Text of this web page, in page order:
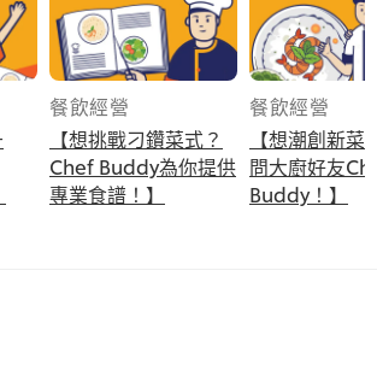
餐飲經營
【想挑戰刁鑽菜式？
Chef Buddy為你提供
專業食譜！】
餐飲經營
【想潮創新菜
問大廚好友
Buddy！】